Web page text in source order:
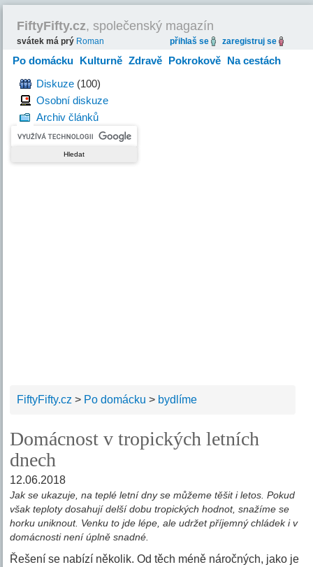
FiftyFifty.cz, společenský magazín
svátek má prý Roman přihlaš se zaregistruj se
Po domácku Kulturně Zdravě Pokrokově Na cestách
HravěDiskuze (100)
Osobní diskuze
Archiv článků
FiftyFifty.cz > Po domácku > bydlíme
Domácnost v tropických letních
dnech
12.06.2018
Jak se ukazuje, na teplé letní dny se můžeme těšit i letos. Pokud
však teploty dosahují delší dobu tropických hodnot, snažíme se
horku uniknout. Venku to jde lépe, ale udržet příjemný chládek i v
domácnosti není úplně snadné.
Řešení se nabízí několik. Od těch méně náročných, jako je